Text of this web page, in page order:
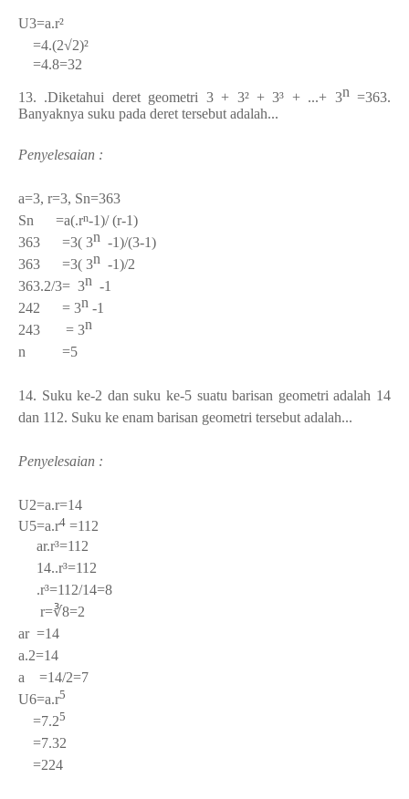
U3=a.r²
=4.(2√2)²
=4.8=32
13. .Diketahui deret geometri 3 + 3² + 3³ + ...+ 3n=363.
Banyaknya suku pada deret tersebut adalah...
Penyelesaian :
a=3, r=3, Sn=363
Sn =a(.rn-1)/ (r-1)
363 =3( 3n -1)/(3-1)
363 =3( 3n -1)/2
363.2/3= 3n -1
242 = 3n -1
243 = 3n
n =5
14. Suku ke-2 dan suku ke-5 suatu barisan geometri adalah 14
dan 112. Suku ke enam barisan geometri tersebut adalah...
Penyelesaian :
U2=a.r=14
U5=a.r4 =112
ar.r³=112
14..r³=112
.r³=112/14=8
r=∛8=2
ar =14
a.2=14
a =14/2=7
U6=a.r5
=7.25
=7.32
=224